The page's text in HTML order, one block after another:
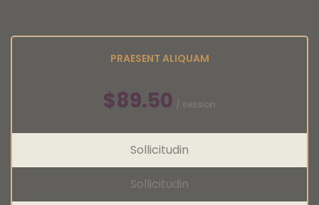
PRAESENT ALIQUAM
$89.50 / session
Sollicitudin
Sollicitudin